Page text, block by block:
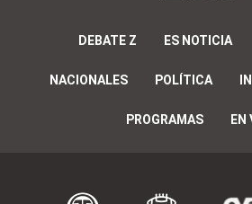
DEBATE Z ES NOTICIA
NACIONALES POLÍTICA
PROGRAMAS EN